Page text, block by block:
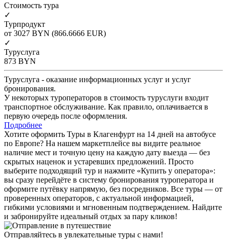
Cтоимость тура
✓
Турпродукт
от 3027 BYN (866.6666 EUR)
✓
Туруслуга
873 BYN
Туруслуга - оказание информационных услуг и услуг
бронирования.
У некоторых туроператоров в стоимость туруслуги входит
транспортное обслуживание. Как правило, оплачивается в
первую очередь после оформления.
Подробнее
Хотите оформить Туры в Клагенфурт на 14 дней на автобусе
по Европе? На нашем маркетплейсе вы видите реальное
наличие мест и точную цену на каждую дату выезда — без
скрытых наценок и устаревших предложений. Просто
выберите подходящий тур и нажмите «Купить у оператора»:
вы сразу перейдёте в систему бронирования туроператора и
оформите путёвку напрямую, без посредников. Все туры — от
проверенных операторов, с актуальной информацией,
гибкими условиями и мгновенным подтверждением. Найдите
и забронируйте идеальный отдых за пару кликов!
Отправляйтесь в увлекательные туры с нами!